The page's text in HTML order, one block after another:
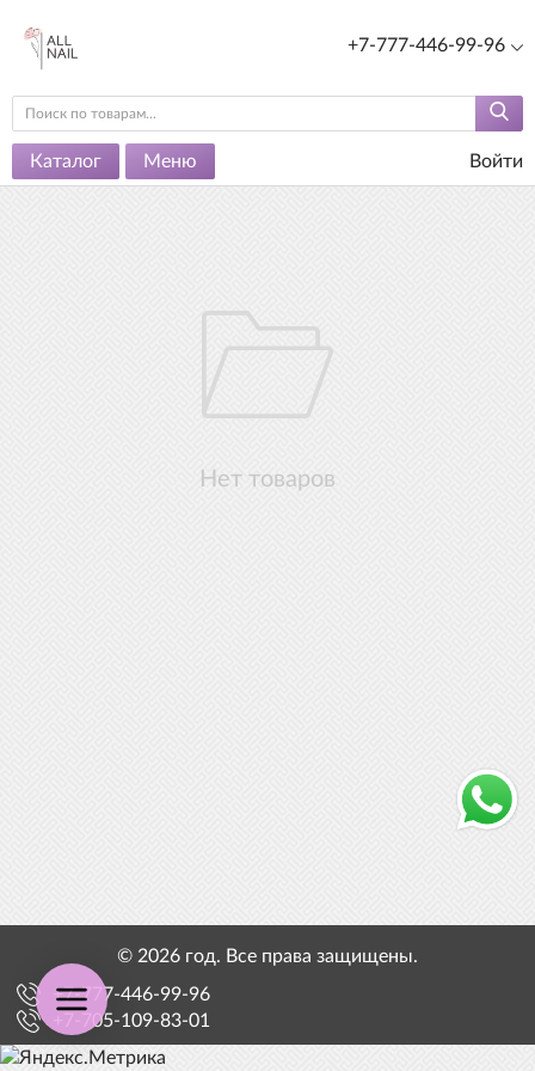
+7-777-446-99-96
Каталог Меню Войти
Нет товаров
© 2026 год. Все права защищены.
+7-777-446-99-96
+7-705-109-83-01